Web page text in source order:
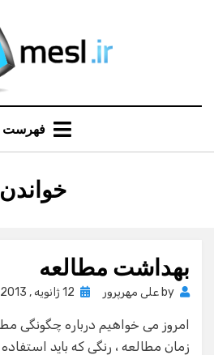
فهرست
برچسب
:
خواندن
بهداشت مطالعه
by علی مهرپرور
Posted
12 ژانویه , 2013
امروز می خواهیم درباره چگونگی
زمان مطالعه ، رنگی که باید